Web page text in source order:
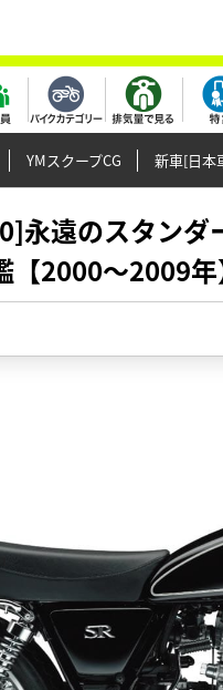
YMスクープCG 新車[日本
永遠のスタンダ
2000～2009年